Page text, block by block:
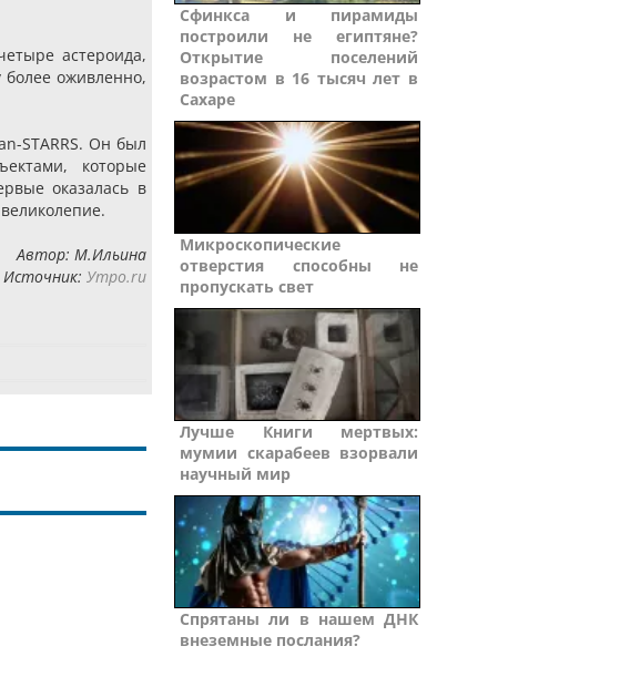
астероида,
более оживленно,
STARRS. Он был
которые
оказалась в
Автор: М.Ильина
Источник: Утро.ru
Сфинкса и пирамиды
построили не египтяне?
Открытие поселений
возрастом в 16 тысяч лет в
Сахаре
Микроскопические
отверстия способны не
пропускать свет
Лучше Книги мертвых:
мумии скарабеев взорвали
научный мир
Спрятаны ли в нашем ДНК
внеземные послания?